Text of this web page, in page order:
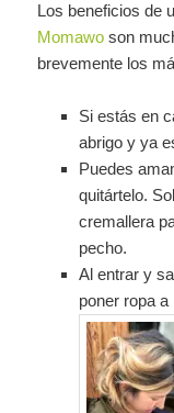
Los beneficios de
Momawo son
brevemente los
Si estás en
abrigo y ya
Puedes
quitártelo.
cremallera
pecho.
Al entrar y
poner ropa a